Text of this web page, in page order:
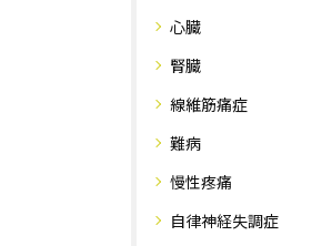
心臓
腎臓
線維筋痛症
難病
慢性疼痛
自律神経失調症